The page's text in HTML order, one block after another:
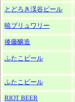
とどろき渓谷ビール
暁ブリュワリー
後藤醸造
ふたこビール
ふたこビール
RIOT BEER